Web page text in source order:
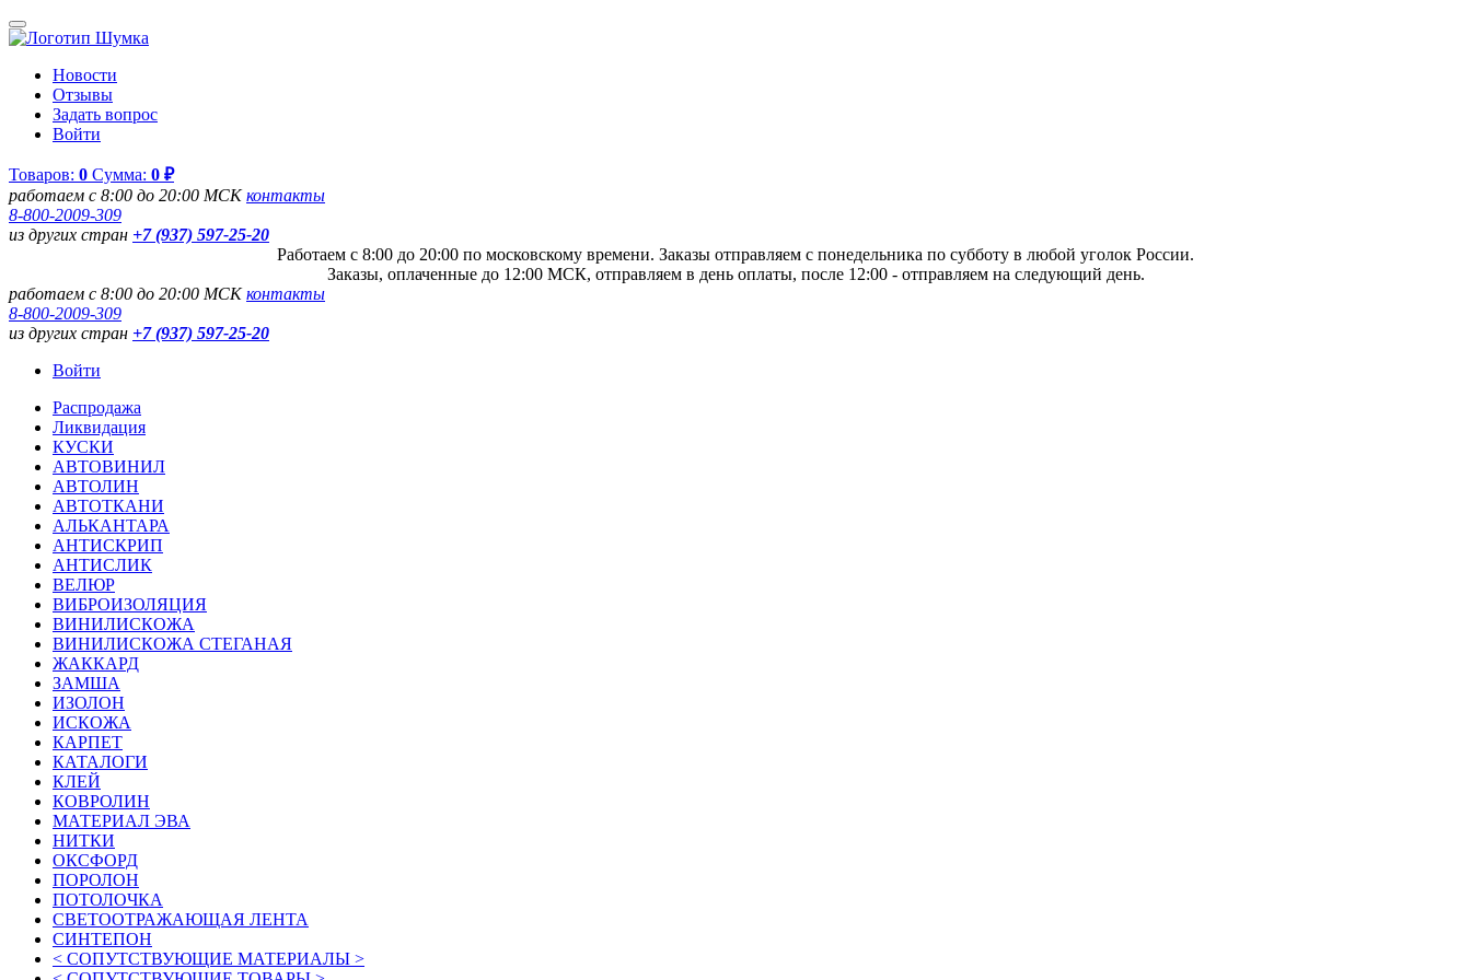
Новости
Отзывы
Задать вопрос
Войти
Товаров: 0 Сумма: 0 ₽
работаем с 8:00 до 20:00 МСКконтакты
8-800-2009-309
из других стран +7 (937) 597-25-20
Работаем с 8:00 до 20:00 по московскому времени. Заказы отправляем с понедельника по субботу в любой уголок России.
Заказы, оплаченные до 12:00 МСК, отправляем в день оплаты, после 12:00 - отправляем на следующий день.
работаем с 8:00 до 20:00 МСКконтакты
8-800-2009-309
из других стран +7 (937) 597-25-20
Войти
Распродажа
Ликвидация
КУСКИ
АВТОВИНИЛ
АВТОЛИН
АВТОТКАНИ
АЛЬКАНТАРА
АНТИСКРИП
АНТИСЛИК
ВЕЛЮР
ВИБРОИЗОЛЯЦИЯ
ВИНИЛИСКОЖА
ВИНИЛИСКОЖА СТЕГАНАЯ
ЖАККАРД
ЗАМША
ИЗОЛОН
ИСКОЖА
КАРПЕТ
КАТАЛОГИ
КЛЕЙ
КОВРОЛИН
МАТЕРИАЛ ЭВА
НИТКИ
ОКСФОРД
ПОРОЛОН
ПОТОЛОЧКА
СВЕТООТРАЖАЮЩАЯ ЛЕНТА
СИНТЕПОН
< СОПУТСТВУЮЩИЕ МАТЕРИАЛЫ >